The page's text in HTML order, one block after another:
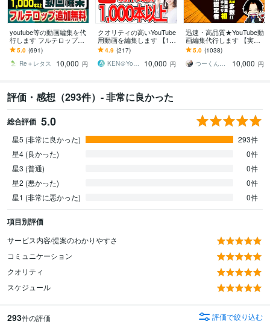
youtube等の動画編集を代
行します フルテロップ追
加料金なし！丸投げOK！
5.0 (691)
Re＋レタス
10,000 円
クオリティの高いYouTube
用動画を編集します 【10,
000円でクオリティの高い
動画】作成します！
4.9 (217)
KEN＠YouTube運用代行
10,000 円
迅速・高品質★YouTube動
画編集代行します 【実績
多数!!】企業・店舗・芸能
事務所等ご依頼いただい
てます
5.0 (1038)
つーくん┃動画編集屋
10,000 円
評価・感想（293件）- 非常に良かった
総合評価 5.0
星5 (非常に良かった)
293件
星4 (良かった)
0件
星3 (普通)
0件
星2 (悪かった)
0件
星1 (非常に悪かった)
0件
項目別評価
サービス内容/提案のわかりやすさ
コミュニケーション
クオリティ
スケジュール
293件の評価 評価で絞り込む